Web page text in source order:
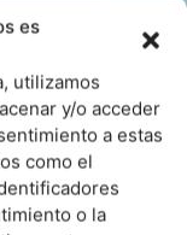
es
utilizamos
y/o acceder
a estas
como el
o la